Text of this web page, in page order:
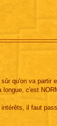
qu'on va partir
c'est
il faut